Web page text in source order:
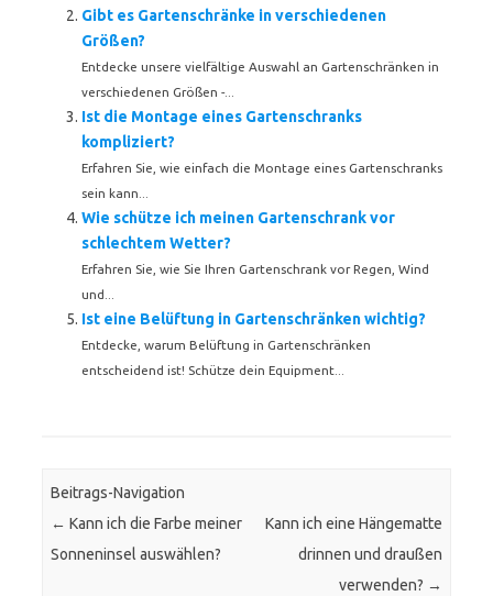
Gibt es Gartenschränke in verschiedenen
Größen?
Entdecke unsere vielfältige Auswahl an Gartenschränken in
verschiedenen Größen -...
Ist die Montage eines Gartenschranks
kompliziert?
Erfahren Sie, wie einfach die Montage eines Gartenschranks
sein kann...
Wie schütze ich meinen Gartenschrank vor
schlechtem Wetter?
Erfahren Sie, wie Sie Ihren Gartenschrank vor Regen, Wind
und...
Ist eine Belüftung in Gartenschränken wichtig?
Entdecke, warum Belüftung in Gartenschränken
entscheidend ist! Schütze dein Equipment...
Beitrags-Navigation
← Kann ich die Farbe meiner
Sonneninsel auswählen?
Kann ich eine Hängematte
drinnen und draußen
verwenden? →